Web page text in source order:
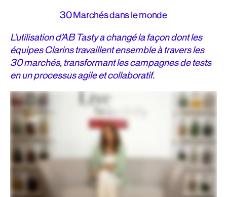
30Marchés dans le monde
L’utilisation d’AB Tasty a changé la façon dont les
équipes Clarins travaillent ensemble à travers les
30 marchés, transformant les campagnes de tests
en un processus agile et collaboratif.